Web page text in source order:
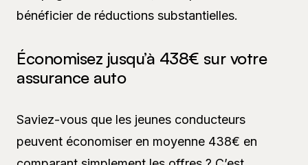
bénéficier de réductions substantielles.
Économisez jusqu’à 438€ sur votre
assurance auto
Saviez-vous que les jeunes conducteurs
peuvent économiser en moyenne 438€ en